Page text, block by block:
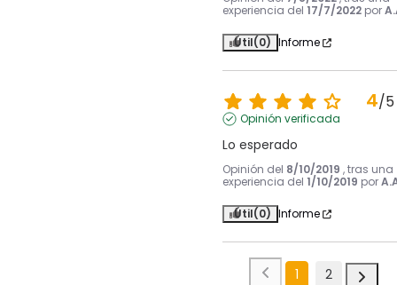
experiencia del 17/7/2022 por
Útil(0) Informe
4/5
Opinión verificada
Lo esperado
Opinión del 8/10/2019 , tras una
experiencia del 1/10/2019 por
Útil(0) Informe
1 2